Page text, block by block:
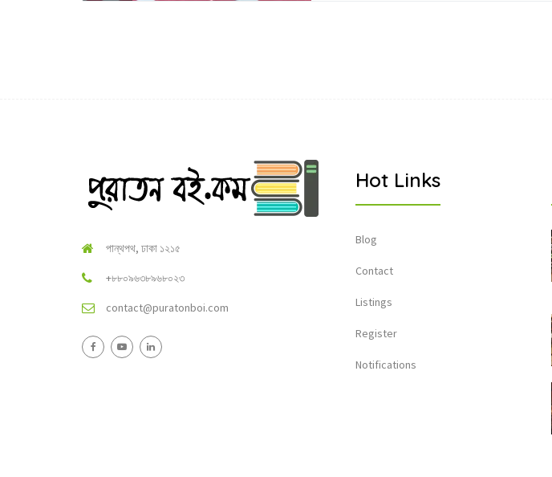
পান্থপথ, ঢাকা ১২১৫
+৮৮০৯৬৩৮৯৬৮০২৩
contact@puratonboi.com
Hot Links
Blog
Contact
Listings
Register
Notifications